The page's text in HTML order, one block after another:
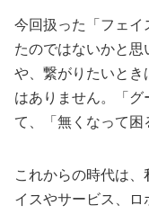
今回扱った「フェイ
たのではないかと思
や、繋がりたいとき
はありません。「グ
て、「無くなって困
これからの時代は
イスやサービス、